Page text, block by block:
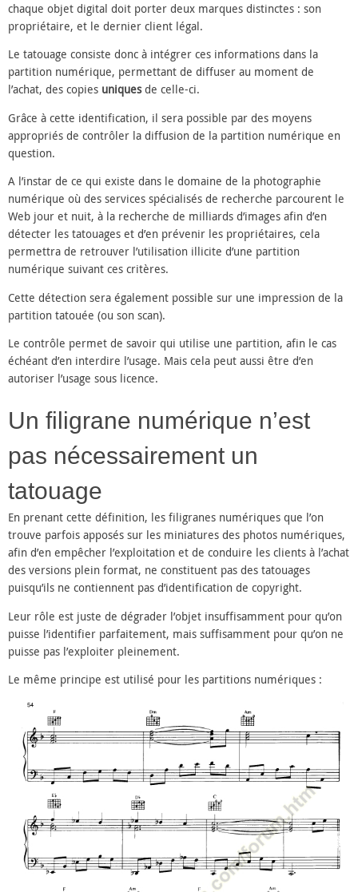
chaque objet digital doit porter deux marques distinctes : son
propriétaire, et le dernier client légal.
Le tatouage consiste donc à intégrer ces informations dans la
partition numérique, permettant de diffuser au moment de
l’achat, des copies uniquesde celle-ci.
Grâce à cette identification, il sera possible par des moyens
appropriés de contrôler la diffusion de la partition numérique en
question.
A l’instar de ce qui existe dans le domaine de la photographie
numérique où des services spécialisés de recherche parcourent le
Web jour et nuit, à la recherche de milliards d’images afin d’en
détecter les tatouages et d’en prévenir les propriétaires, cela
permettra de retrouver l’utilisation illicite d’une partition
numérique suivant ces critères.
Cette détection sera également possible sur une impression de la
partition tatouée (ou son scan).
Le contrôle permet de savoir qui utilise une partition, afin le cas
échéant d’en interdire l’usage. Mais cela peut aussi être d’en
autoriser l’usage sous licence.
Un filigrane numérique n’est
pas nécessairement un
tatouage
En prenant cette définition, les filigranes numériques que l’on
trouve parfois apposés sur les miniatures des photos numériques,
afin d’en empêcher l’exploitation et de conduire les clients à l’achat
des versions plein format, ne constituent pas des tatouages
puisqu’ils ne contiennent pas d’identification de copyright.
Leur rôle est juste de dégrader l’objet insuffisamment pour qu’on
puisse l’identifier parfaitement, mais suffisamment pour qu’on ne
puisse pas l’exploiter pleinement.
Le même principe est utilisé pour les partitions numériques :